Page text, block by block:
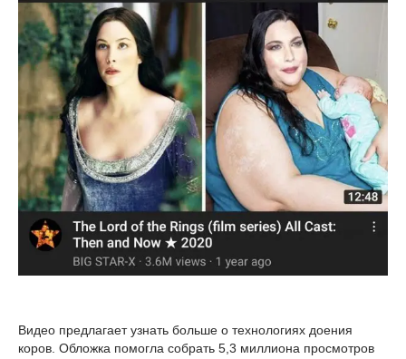
Видео предлагает узнать больше о технологиях доения
коров. Обложка помогла собрать 5,3 миллиона просмотров